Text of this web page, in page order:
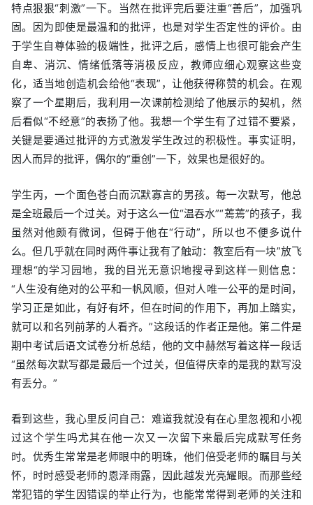
特点狠狠“刺激”一下。当然在批评完后要注重“善后”，加强巩
固。因为即使是最温和的批评，也是对学生否定性的评价。由
于学生自尊体验的极端性，批评之后，感情上也很可能会产生
自卑、消沉、情绪低落等消极反应，教师应细心观察这些变
化，适当地创造机会给他“表现”，让他获得称赞的机会。在观
察了一个星期后，我利用一次课前检测给了他展示的契机，然
后看似“不经意”的表扬了他。我想一个学生有了过错不要紧，
关键是要通过批评的方式激发学生改过的积极性。事实证明，
因人而异的批评，偶尔的“重创”一下，效果也是很好的。
学生丙，一个面色苍白而沉默寡言的男孩。每一次默写，他总
是全班最后一个过关。对于这么一位“温吞水”“蔫蔫”的孩子，我
虽然对他颇有微词，但碍于他在“行动”，所以也不便多说什
么。但几乎就在同时两件事让我有了触动：教室后有一块”放飞
理想“的学习园地，我的目光无意识地搜寻到这样一则信息：
“人生没有绝对的公平和一帆风顺，但对人唯一公平的是时间，
学习正是如此，有好有坏，但在时间的作用下，再加上踏实，
就可以和名列前茅的人看齐。”这段话的作者正是他。第二件是
期中考试后语文试卷分析总结，他的文中赫然写着这样一段话
“虽然每次默写都是最后一个过关，但值得庆幸的是我的默写没
有丢分。”
看到这些，我心里反问自己：难道我就没有在心里忽视和小视
过这个学生吗尤其在他一次又一次留下来最后完成默写任务
时。优秀生常常是老师眼中的明珠，他们倍受老师的瞩目与关
怀，时时感受老师的恩泽雨露，因此越发光亮耀眼。而那些经
常犯错的学生因错误的举止行为，也能常常得到老师的关注和